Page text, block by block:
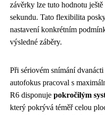
závěrky lze tuto hodnotu
sekundu. Tato flexibilita
nastavení konkrétním
výsledné záběry.
Při sériovém snímání
autofokus pracoval s
R6 disponuje pokročilým
který pokrývá téměř celou